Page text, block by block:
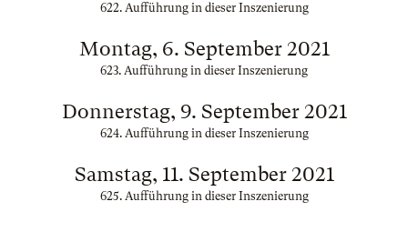
622. Aufführung in dieser Inszenierung
Montag, 6. September 2021
623. Aufführung in dieser Inszenierung
Donnerstag, 9. September 2021
624. Aufführung in dieser Inszenierung
Samstag, 11. September 2021
625. Aufführung in dieser Inszenierung